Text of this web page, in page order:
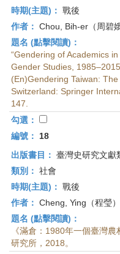
時期(主題)： 戰後
作者： Chou, Bih-er（周碧娥
題名 (點擊閱讀)：
“Gendering of Academics
Gender Studies,
(En)Gendering Taiwan:
Switzerland: Springer
147.
勾選：
編號：
18
出版書目： 臺灣史研究文獻
類別： 社會
時期(主題)： 戰後
作者： Cheng, Ying（程瑩
題名 (點擊閱讀)：
《滿倉：1980年一個臺灣
研究所，2018。